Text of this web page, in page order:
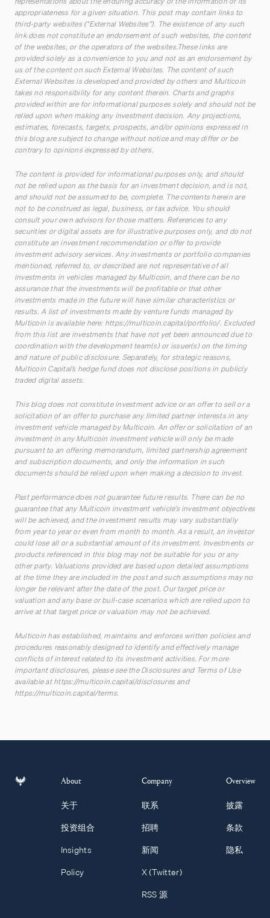
appropriateness for a given situation. This post may contain links to
third-party websites (“External Websites”). The existence of any such
link does not constitute an endorsement of such websites, the content
of the websites, or the operators of the websites.These links are
provided solely as a convenience to you and not as an endorsement by
us of the content on such External Websites. The content of such
External Websites is developed and provided by others and Multicoin
takes no responsibility for any content therein. Charts and graphs
provided within are for informational purposes solely and should not be
relied upon when making any investment decision. Any projections,
estimates, forecasts, targets, prospects, and/or opinions expressed in
this blog are subject to change without notice and may differ or be
contrary to opinions expressed by others.
The content is provided for informational purposes only, and should
not be relied upon as the basis for an investment decision, and is not,
and should not be assumed to be, complete. The contents herein are
not to be construed as legal, business, or tax advice. You should
consult your own advisors for those matters. References to any
securities or digital assets are for illustrative purposes only, and do not
constitute an investment recommendation or offer to provide
investment advisory services. Any investments or portfolio companies
mentioned, referred to, or described are not representative of all
investments in vehicles managed by Multicoin, and there can be no
assurance that the investments will be profitable or that other
investments made in the future will have similar characteristics or
results. A list of investments made by venture funds managed by
Multicoin is available here: https://multicoin.capital/portfolio/. Excluded
from this list are investments that have not yet been announced due to
coordination with the development team(s) or issuer(s) on the timing
and nature of public disclosure. Separately, for strategic reasons,
Multicoin Capital’s hedge fund does not disclose positions in publicly
traded digital assets.
This blog does not constitute investment advice or an offer to sell or a
solicitation of an offer to purchase any limited partner interests in any
investment vehicle managed by Multicoin. An offer or solicitation of an
investment in any Multicoin investment vehicle will only be made
pursuant to an offering memorandum, limited partnership agreement
and subscription documents, and only the information in such
documents should be relied upon when making a decision to invest.
Past performance does not guarantee future results. There can be no
guarantee that any Multicoin investment vehicle’s investment objectives
will be achieved, and the investment results may vary substantially
from year to year or even from month to month. As a result, an investor
could lose all or a substantial amount of its investment. Investments or
products referenced in this blog may not be suitable for you or any
other party. Valuations provided are based upon detailed assumptions
at the time they are included in the post and such assumptions may no
longer be relevant after the date of the post. Our target price or
valuation and any base or bull-case scenarios which are relied upon to
arrive at that target price or valuation may not be achieved.
Multicoin has established, maintains and enforces written policies and
procedures reasonably designed to identify and effectively manage
conflicts of interest related to its investment activities. For more
important disclosures, please see the Disclosures and Terms of Use
available athttps://multicoin.capital/disclosuresand
https://multicoin.capital/terms.
About
关于
投资组合
Insights
Policy
Company
联系
招聘
新闻
X (Twitter)
RSS 源
Overview
披露
条款
隐私